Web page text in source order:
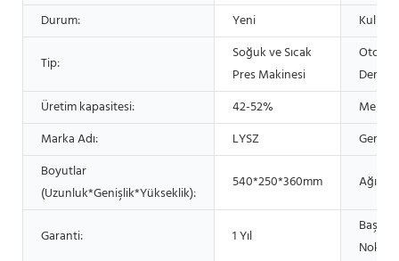
Durum: Yeni
Tip:
Soğuk ve Sıcak
Pres Makinesi
Üretim kapasitesi:
42-52%
Menşe
Marka Adı:
LYSZ
Gerilim:
Boyutlar
(Uzunluk*Genişlik*Yükseklik):
540*250*360mm Ağırlık:
Garanti: 1 Yıl
Başlıca